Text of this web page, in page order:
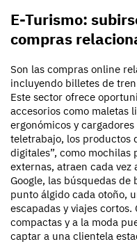
E-Turismo:
compras
Son las compras online
incluyendo billetes de
Este sector ofrece
accesorios como maletas
ergonómicos y
teletrabajo, los productos
digitales”, como mochilas
externas, atraen cada vez
Google, las búsquedas de
punto álgido cada otoño,
escapadas y viajes
compactas y a la moda
captar a una clientela